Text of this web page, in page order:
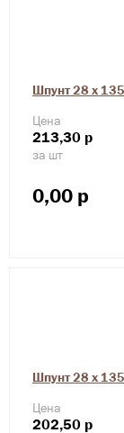
Шпунт 28 х
Цена
213,30 р
за шт
0,00 р
Шпунт 28 х
Цена
202,50 р